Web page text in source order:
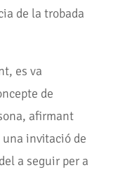
de la trobada
es va
de
afirmant
invitació de
a seguir per a